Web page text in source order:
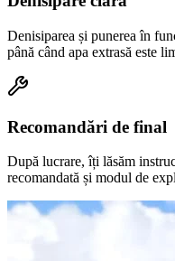
Denisiparea și punerea în
până când apa extrasă este
Recomandări de final
După lucrare, îți lăsăm
recomandată și modul de